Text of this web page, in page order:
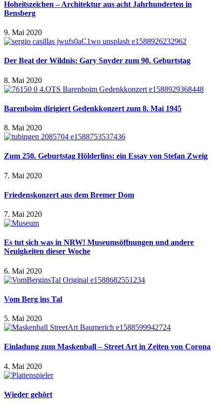
Hoheitszeichen – Architektur aus acht Jahrhunderten in
Bensberg
9. Mai 2020
Der Beat der Wildnis: Gary Snyder zum 90. Geburtstag
8. Mai 2020
Barenboim dirigiert Gedenkkonzert zum 8. Mai 1945
8. Mai 2020
Zum 250. Geburtstag Hölderlins: ein Essay von Stefan Zweig
7. Mai 2020
Friedenskonzert aus dem Bremer Dom
7. Mai 2020
Es tut sich was in NRW! Museumsöffnungen und andere
Neuigkeiten dieser Woche
6. Mai 2020
Vom Berg ins Tal
5. Mai 2020
Einladung zum Maskenball – Street Art in Zeiten von Corona
4. Mai 2020
Wieder gehört